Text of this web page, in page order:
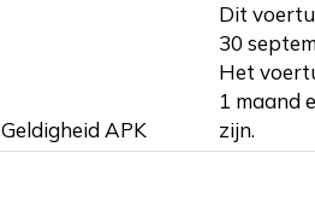
Geldigheid APK
Dit
30
Het
1 maand
zijn.